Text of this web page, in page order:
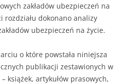
zakładów ubezpieczeń na
rozdziału dokonano analizy
ubezpieczeń na życie.
o które powstała niniejsza
publikacji zestawionych w
książek, artykułów prasowych,